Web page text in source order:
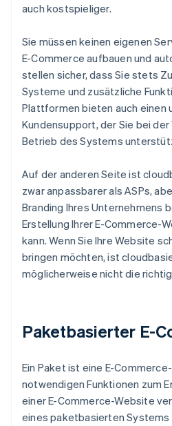
auch kostspieliger.
Sie müssen keinen eigenen
E-Commerce aufbauen und
stellen sicher, dass Sie stets
Systeme und zusätzliche
Plattformen bieten auch einen
Kundensupport, der Sie bei
Betrieb des Systems
Auf der anderen Seite ist
zwar anpassbarer als ASPs,
Branding Ihres Unternehmens
Erstellung Ihrer E-Commerce-
kann. Wenn Sie Ihre Website
bringen möchten, ist
möglicherweise nicht die
Paketbasierter E-
Ein Paket ist eine E-
notwendigen Funktionen zum
einer E-Commerce-Website
eines paketbasierten Systems